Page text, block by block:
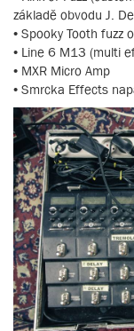
základě obvodu J.
• Spooky Tooth fuzz
• Line 6 M13 (multi
• MXR Micro Amp
• Smrcka Effects